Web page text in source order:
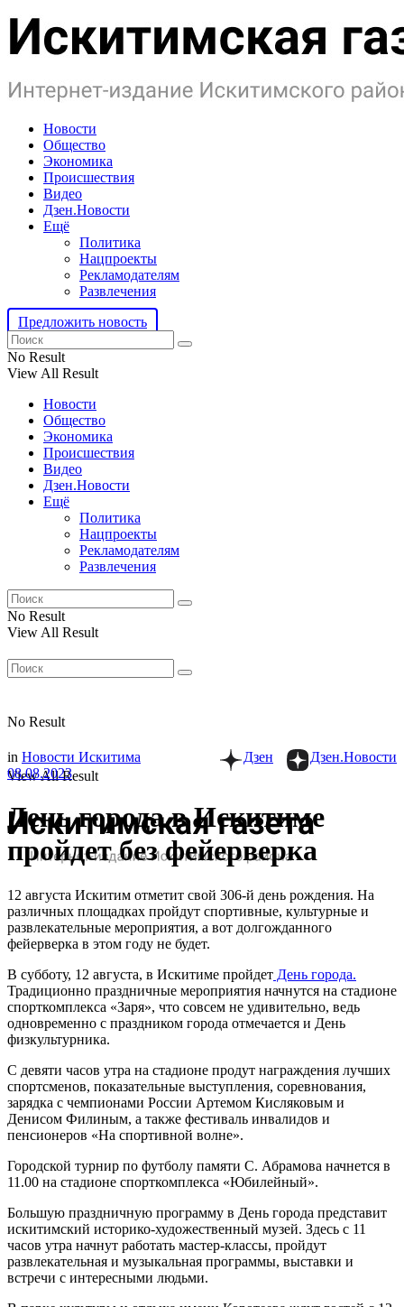
Новости
Общество
Экономика
Происшествия
Видео
Дзен.Новости
Ещё
Политика
Нацпроекты
Рекламодателям
Развлечения
Предложить новость
No Result
View All Result
Новости
Общество
Экономика
Происшествия
Видео
Дзен.Новости
Ещё
Политика
Нацпроекты
Рекламодателям
Развлечения
No Result
View All Result
No Result
View All Result
Дзен.Новости
Дзен
in Новости Искитима
08.08.2023
День города в Искитиме
пройдет без фейерверка
12 августа Искитим отметит свой 306-й день рождения. На
различных площадках пройдут спортивные, культурные и
развлекательные мероприятия, а вот долгожданного
фейерверка в этом году не будет.
В субботу, 12 августа, в Искитиме пройдет День города.
Традиционно праздничные мероприятия начнутся на стадионе
спорткомплекса «Заря», что совсем не удивительно, ведь
одновременно с праздником города отмечается и День
физкультурника.
С девяти часов утра на стадионе продут награждения лучших
спортсменов, показательные выступления, соревнования,
зарядка с чемпионами России Артемом Кисляковым и
Денисом Филиным, а также фестиваль инвалидов и
пенсионеров «На спортивной волне».
Городской турнир по футболу памяти С. Абрамова начнется в
11.00 на стадионе спорткомплекса «Юбилейный».
Большую праздничную программу в День города представит
искитимский историко-художественный музей. Здесь с 11
часов утра начнут работать мастер-классы, пройдут
развлекательная и музыкальная программы, выставки и
встречи с интересными людьми.